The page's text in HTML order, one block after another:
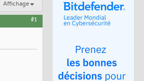
Affichage
#1